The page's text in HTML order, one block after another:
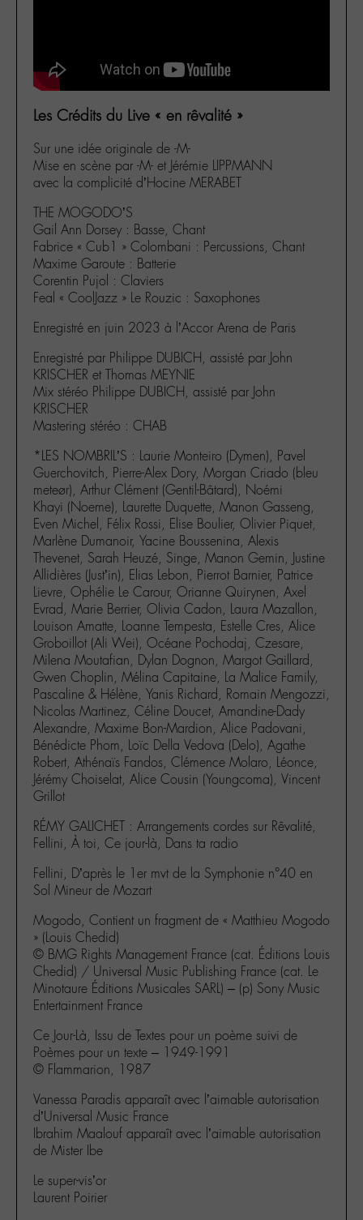
Les Crédits du Live « en rêvalité »
Sur une idée originale de -M-
Mise en scène par -M- et Jérémie LIPPMANN
avec la complicité d’Hocine MERABET
THE MOGODO’S
Gail Ann Dorsey : Basse, Chant
Fabrice « Cub1 » Colombani : Percussions, Chant
Maxime Garoute : Batterie
Corentin Pujol : Claviers
Feal « CoolJazz » Le Rouzic : Saxophones
Enregistré en juin 2023 à l’Accor Arena de Paris
Enregistré par Philippe DUBICH, assisté par John
KRISCHER et Thomas MEYNIE
Mix stéréo Philippe DUBICH, assisté par John
KRISCHER
Mastering stéréo : CHAB
*LES NOMBRIL’S : Laurie Monteiro (Dymen), Pavel
Guerchovitch, Pierre-Alex Dory, Morgan Criado (bleu
meteør), Arthur Clément (Gentil-Bâtard), Noémi
Khayi (Noeme), Laurette Duquette, Manon Gasseng,
Even Michel, Félix Rossi, Elise Boulier, Olivier Piquet,
Marlène Dumanoir, Yacine Boussenina, Alexis
Thevenet, Sarah Heuzé, Singe, Manon Gemin, Justine
Allidières (Just’in), Elias Lebon, Pierrot Barnier, Patrice
Lievre, Ophélie Le Carour, Orianne Quirynen, Axel
Evrad, Marie Berrier, Olivia Cadon, Laura Mazallon,
Louison Amatte, Loanne Tempesta, Estelle Cres, Alice
Groboillot (Ali Wei), Océane Pochodaj, Czesare,
Milena Moutafian, Dylan Dognon, Margot Gaillard,
Gwen Choplin, Mélina Capitaine, La Malice Family,
Pascaline & Hélène, Yanis Richard, Romain Mengozzi,
Nicolas Martinez, Céline Doucet, Amandine-Dady
Alexandre, Maxime Bon-Mardion, Alice Padovani,
Bénédicte Phom, Loïc Della Vedova (Delo), Agathe
Robert, Athénaïs Fandos, Clémence Molaro, Léonce,
Jérémy Choiselat, Alice Cousin (Youngcoma), Vincent
Grillot
RÉMY GALICHET : Arrangements cordes sur Rêvalité,
Fellini, À toi, Ce jour-là, Dans ta radio
Fellini, D’après le 1er mvt de la Symphonie n°40 en
Sol Mineur de Mozart
Mogodo, Contient un fragment de « Matthieu Mogodo
» (Louis Chedid)
© BMG Rights Management France (cat. Éditions Louis
Chedid) / Universal Music Publishing France (cat. Le
Minotaure Éditions Musicales SARL) – (p) Sony Music
Entertainment France
Ce Jour-Là, Issu de Textes pour un poème suivi de
Poèmes pour un texte – 1949-1991
© Flammarion, 1987
Vanessa Paradis apparaît avec l’aimable autorisation
d’Universal Music France
Ibrahim Maalouf apparaît avec l’aimable autorisation
de Mister Ibe
Le super-vis’or
Laurent Poirier